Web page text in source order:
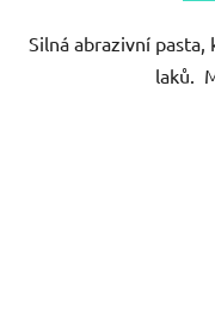
Silná abrazivní
laků.